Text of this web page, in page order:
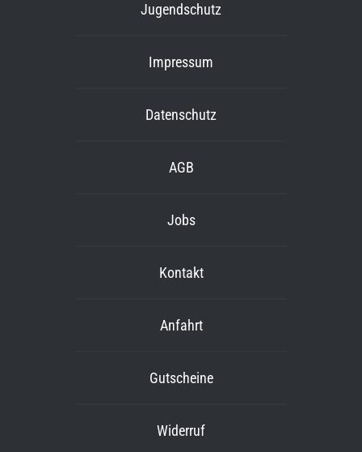
Jugendschutz
Impressum
Datenschutz
AGB
Jobs
Kontakt
Anfahrt
Gutscheine
Widerruf